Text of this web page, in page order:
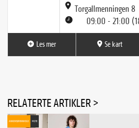
Torgallmenningen 8
09:00 - 21:00
Les mer Se kart
RELATERTE ARTIKLER >
ANNONSØRINNHOLD MOTE